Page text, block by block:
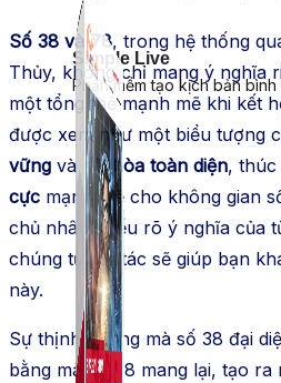
Simple Live
Phần mềm tạo kịch bản
Số 38 và 78, trong hệ thống
Thủy, không chỉ mang ý nghĩa
một tổng thể mạnh mẽ khi kết
được xem như một biểu tượng
vững và hài hòa toàn diện, thúc
cực mạnh mẽ cho không gian
chủ nhân. Hiểu rõ ý nghĩa của
chúng tương tác sẽ giúp bạn
này.
Sự thịnh vượng mà số 38 đại
bằng mà số 78 mang lại, tạo